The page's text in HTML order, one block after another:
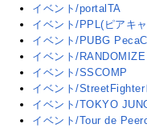
イベント/portalTA
イベント/PPL(ピアキ
イベント/PUBG
イベント/
イベント/SSCOMP
イベント/
イベント/TOKYO
イベント/Tour de